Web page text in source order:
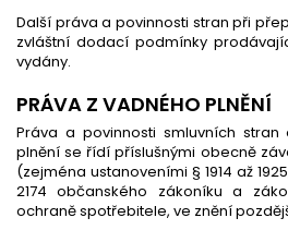
Další práva a povinnosti stran při
zvláštní dodací podmínky
vydány.
PRÁVA Z VADNÉHO PLNĚNÍ
Práva a povinnosti smluvních
plnění se řídí příslušnými obecně
(zejména ustanoveními § 1914 až
2174 občanského zákoníku a
ochraně spotřebitele, ve znění